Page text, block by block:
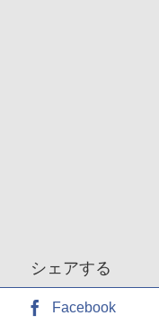
シェアする
Facebook